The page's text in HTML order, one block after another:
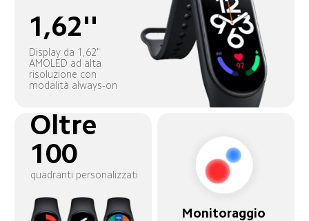
1,62''
Display da 1,62"
AMOLED ad alta
risoluzione con
modalità always-on
Oltre
100
quadranti personalizzati
Monitoraggio